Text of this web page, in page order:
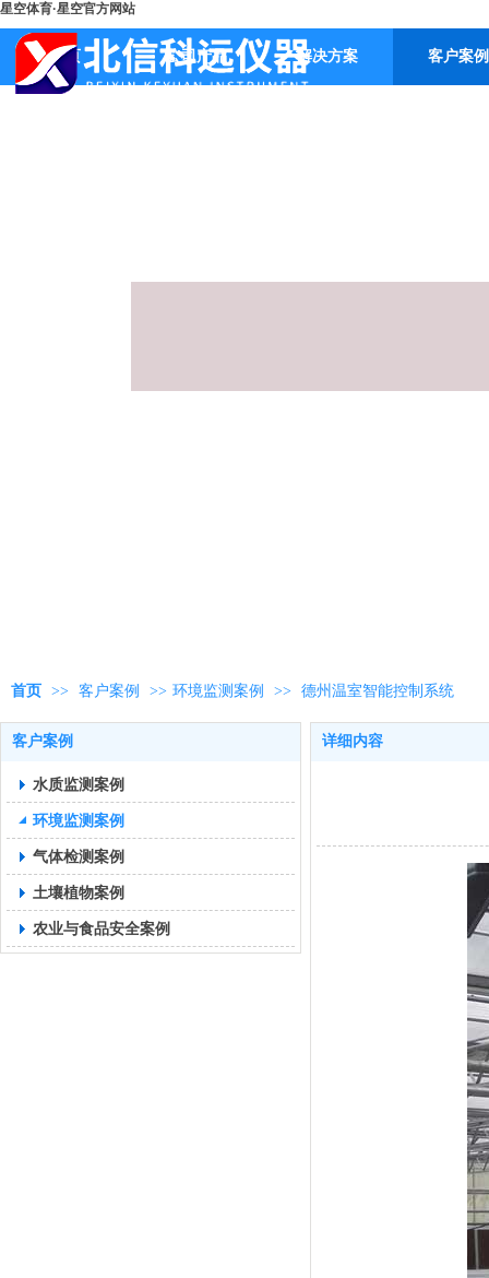
星空体育·星空官方网站
首页 公司产品 解决方案 客户案例
首页 >> 客户案例 >> 环境监测案例 >> 德州温室智能控制系统
客户案例
水质监测案例
环境监测案例
气体检测案例
土壤植物案例
农业与食品安全案例
详细内容